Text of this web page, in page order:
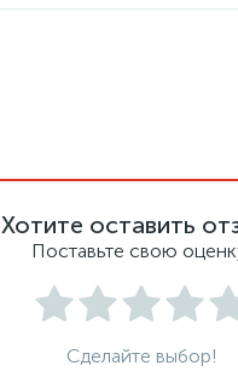
Хотите оставить
Поставьте свою
Сделайте выбор!